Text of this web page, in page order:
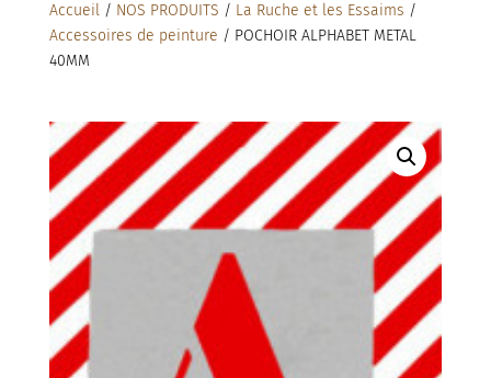
Accueil/ NOS PRODUITS / La Ruche et les Essaims /
Accessoires de peinture / POCHOIR ALPHABET METAL
40MM